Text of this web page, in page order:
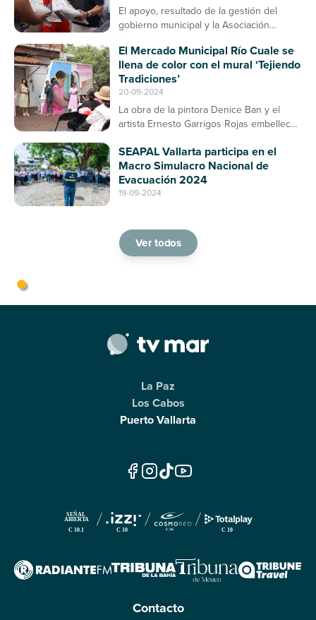
El apoyo, resultado de la gestión del
gobierno municipal y la Asociación
enfermedades en el ganado bovino
El Mercado Municipal Río Cuale se
llena de color con el mural ‘Tejiendo
Tradiciones’
20-09-2024
La obra de la pintora Denice Ban y el
artista Ernesto Garrigos Rojas embellece
como un espacio de arte y cultura en
Puerto Vallarta
SEAPAL Vallarta participa en el
Macro Simulacro Nacional de
Evacuación 2024
19-09-2024
Ver todos
La Paz
Los Cabos
Puerto Vallarta
Contacto